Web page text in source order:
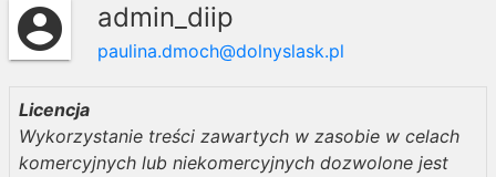
account_circle admin_diip
paulina.dmoch@dolnyslask.pl
Licencja
Wykorzystanie treści zawartych w zasobie w celach
komercyjnych lub niekomercyjnych dozwolone jest